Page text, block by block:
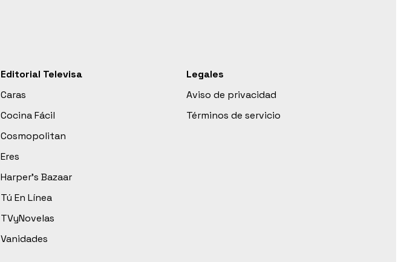
Editorial Televisa
Caras
Cocina Fácil
Cosmopolitan
Eres
Harper’s Bazaar
Tú En Línea
TVyNovelas
Vanidades
Legales
Aviso de privacidad
Términos de servicio